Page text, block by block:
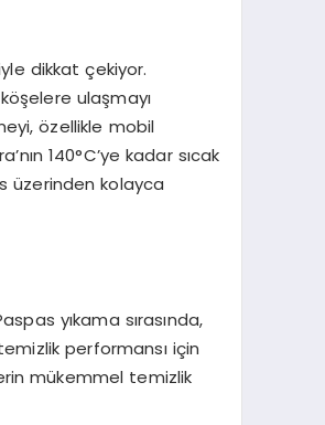
dikkat çekiyor.
ulaşmayı
özellikle mobil
140°C’ye kadar sıcak
üzerinden kolayca
yıkama sırasında,
performansı için
mükemmel temizlik